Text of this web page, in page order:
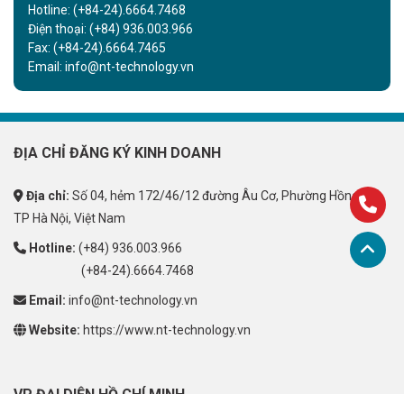
Hotline: (+84-24).6664.7468
Điện thoại: (+84) 936.003.966
Fax: (+84-24).6664.7465
Email: info@nt-technology.vn
ĐỊA CHỈ ĐĂNG KÝ KINH DOANH
Địa chỉ: Số 04, hẻm 172/46/12 đường Âu Cơ, Phường Hồng Hà,
TP Hà Nội, Việt Nam
Hotline: (+84) 936.003.966
(+84-24).6664.7468
Email: info@nt-technology.vn
Website: https://www.nt-technology.vn